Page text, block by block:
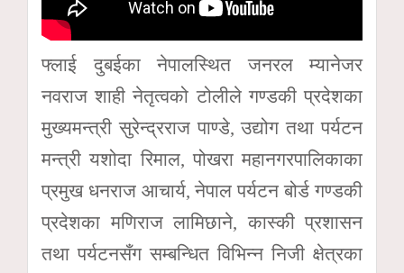
फ्लाई दुबईका नेपालस्थित जनरल म्यानेजर
नवराज शाही नेतृत्वको टोलीले गण्डकी प्रदेशका
मुख्यमन्त्री सुरेन्द्रराज पाण्डे, उद्योग तथा पर्यटन
मन्त्री यशोदा रिमाल, पोखरा महानगरपालिकाका
प्रमुख धनराज आचार्य, नेपाल पर्यटन बोर्ड गण्डकी
प्रदेशका मणिराज लामिछाने, कास्की प्रशासन
तथा पर्यटनसँग सम्बन्धित विभिन्न निजी क्षेत्रका